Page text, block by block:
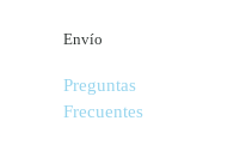
Envío
Preguntas
Frecuentes